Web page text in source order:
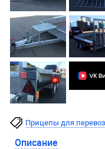
Прицепы для
Описание